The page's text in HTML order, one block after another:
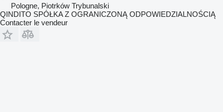
Pologne, Piotrków Trybunalski
QINDITO SPÓŁKA Z OGRANICZONĄ ODPOWIEDZIALNOŚCIĄ
Contacter le vendeur